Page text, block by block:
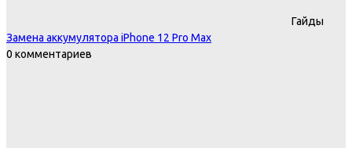
Гайды
Замена аккумулятора iPhone 12 Pro Max
0 комментариев